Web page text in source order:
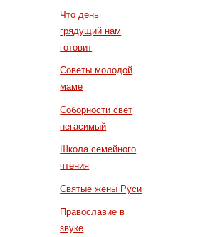
Что день
грядущий нам
готовит
Советы молодой
маме
Соборности свет
негасимый
Школа семейного
чтения
Святые жены Руси
Православие в
звуке